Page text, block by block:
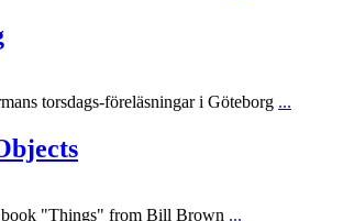
torsdags-föreläsningar i Göteborg ...
book "Things" from Bill Brown ...